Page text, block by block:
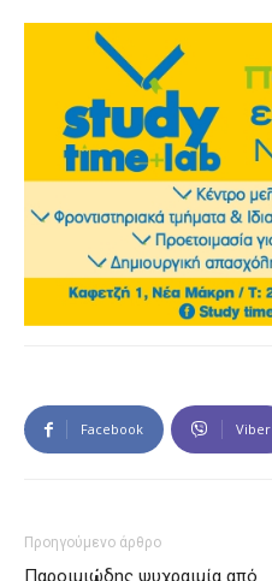
Facebook Viber
Προηγούμενο άρθρο
Παροιμιώδης ψυχραιμία από